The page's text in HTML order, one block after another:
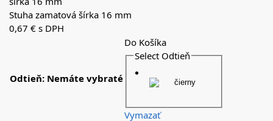
Stuha zamatová šírka 16 mm
0,67 € s DPH
Odtieň: Nemáte vybraté
Do Košíka
Select Odtieň
Vymazať